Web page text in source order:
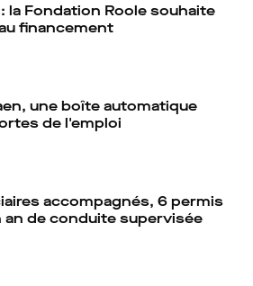
la Fondation Roole souhaite
financement
une boîte automatique
de l'emploi
accompagnés, 6 permis
de conduite supervisée